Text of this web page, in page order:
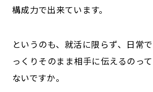
構成力で出来ています。
というのも、就活に限らず、日常
っくりそのまま相手に伝えるのっ
ないですか。